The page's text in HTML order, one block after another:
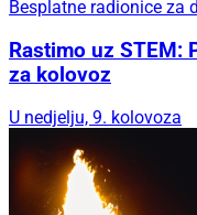
Besplatne radionice za
Rastimo uz STEM:
za kolovoz
U nedjelju, 9. kolovoza